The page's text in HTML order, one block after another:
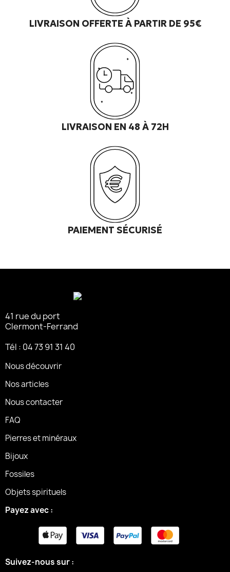
LIVRAISON OFFERTE À PARTIR DE 95€
LIVRAISON EN 48 À 72H
PAIEMENT SÉCURISÉ
41 rue du port
Clermont-Ferrand
Tél : 04 73 91 31 40
Nous découvrir
Nos articles
Nous contacter
FAQ
Pierres et minéraux
Bijoux
Fossiles
Objets spirituels
Payez avec :
Suivez-nous sur :